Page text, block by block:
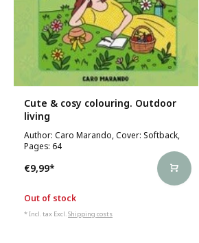
Cute & cosy colouring. Outdoor
living
Author: Caro Marando, Cover: Softback,
Pages: 64
€9,99*
Out of stock
* Incl. tax Excl.Shipping costs